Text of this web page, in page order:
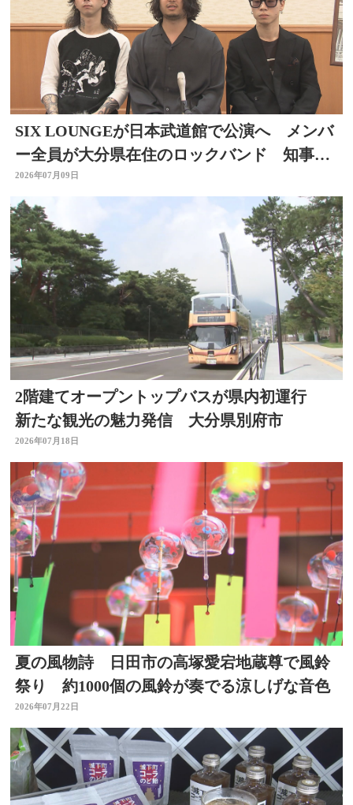
SIX LOUNGEが日本武道館で公演へ メンバ
ー全員が大分県在住のロックバンド 知事を
表敬
2026年07月09日
2階建てオープントップバスが県内初運行
新たな観光の魅力発信 大分県別府市
2026年07月18日
夏の風物詩 日田市の高塚愛宕地蔵尊で風鈴
祭り 約1000個の風鈴が奏でる涼しげな音色
2026年07月22日